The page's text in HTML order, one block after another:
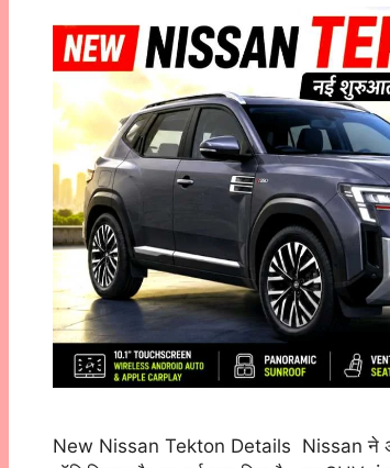
New Nissan Tekton Details Nissan ने